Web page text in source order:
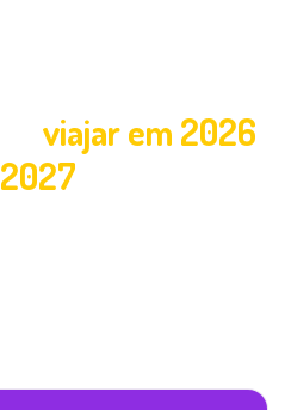
viajar em 2026
2027